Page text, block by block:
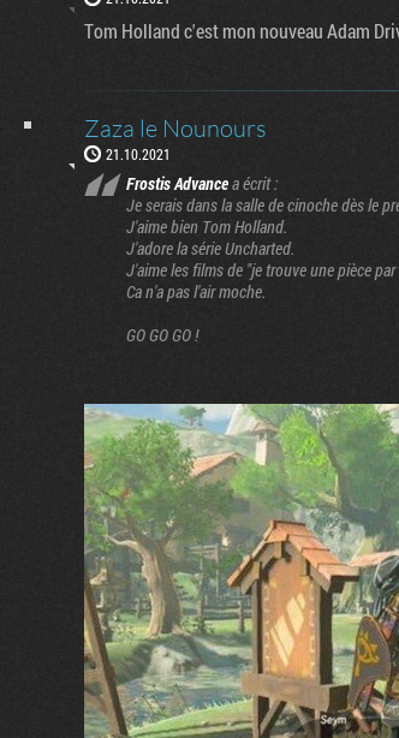
Tom Holland c'est mon nouveau Adam
Zaza le Nounours
21.10.2021
Frostis Advancea écrit :
Je serais dans la salle de cinoche dès le
J'aime bien Tom Holland.
J'adore la série Uncharted.
J'aime les films de "je trouve une pièce
Ca n'a pas l'air moche.
GO GO GO !